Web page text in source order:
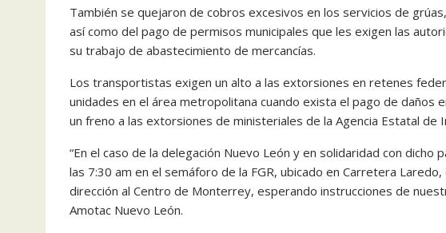
También se quejaron de cobros excesivos en los servicios de
así como del pago de permisos municipales que les exigen las
su trabajo de abastecimiento de mercancías.
Los transportistas exigen un alto a las extorsiones en retenes
unidades en el área metropolitana cuando exista el pago de daños
un freno a las extorsiones de ministeriales de la Agencia Estatal de
“En el caso de la delegación Nuevo León y en solidaridad con
las 7:30 am en el semáforo de la FGR, ubicado en Carretera
dirección al Centro de Monterrey, esperando instrucciones de
Amotac Nuevo León.